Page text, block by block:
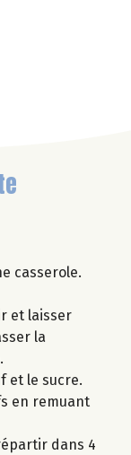
casserole.
et laisser
la
et le sucre.
en remuant
dans 4